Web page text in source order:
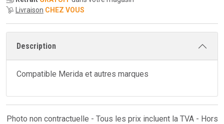
Livraison CHEZ VOUS
Description
Compatible Merida et autres marques
Photo non contractuelle - Tous les prix incluent la TVA - Hors